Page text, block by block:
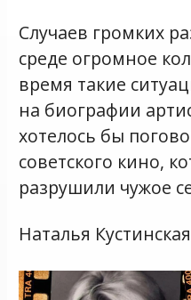
Случаев громких
среде огромное
время такие
на биографии
хотелось бы
советского кино,
разрушили чужое
Наталья Кустинская